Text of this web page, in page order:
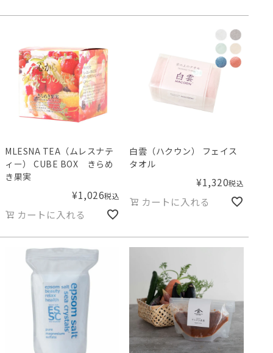
MLESNA TEA（ムレスナテ
ィー） CUBE BOX きらめ
き果実
¥1,026税込
カートに入れる
白雲（ハクウン） フェイス
タオル
¥1,320税込
カートに入れる